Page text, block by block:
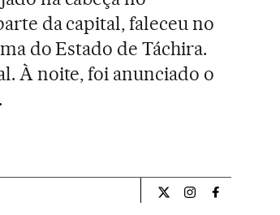
da capital, faleceu no
do Estado de Táchira.
À noite, foi anunciado o
Internacional El País
Internacional El